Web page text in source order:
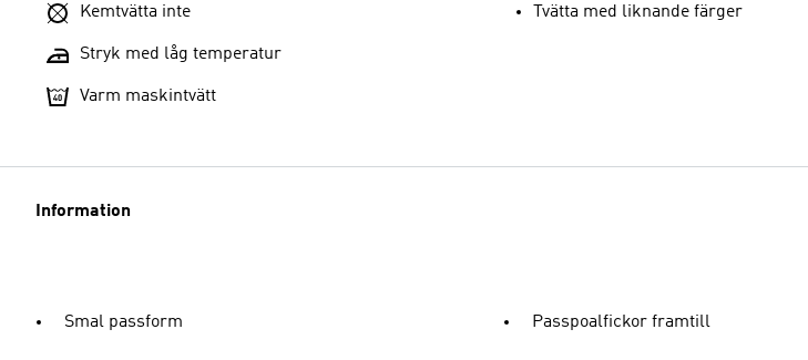
Kemtvätta inte
Stryk med låg temperatur
Varm maskintvätt
Tvätta med liknande färger
Information
Smal passform Passpoalfickor framtill